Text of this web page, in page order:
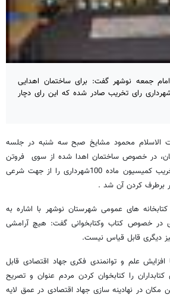
جمعه نوشهر گفت: برای ساختمان اهدایی
رای تخریب صادر شده که این رای دچار
الاسلام محمود مشایخ صبح سه شنبه در جلسه
در خصوص ساختمان اهدا شده از سوی فروتن
خیر شهرستان نوشهر، رای تخریب کمیسیون ماده 100شهرداری را از جهت شرعی
برطرف کردن آن شد .
کتابخانه های عمومی شهرستان نوشهر با اشاره به
در خصوص کتاب وکتابخوانی گفت: هیچ آرامشی
دیگری قابل قیاس نیست.
افزایش علم و توانمندی فکری جهاد اقتصادی قابل
را کتابخوان کردن مردم عنوان و تصریح
مکان در نهادینه سازی جهاد اقتصادی در عمق لایه